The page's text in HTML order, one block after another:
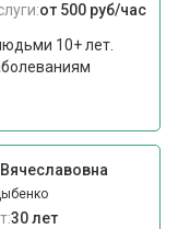
от 500 руб/час
10+ лет.
30 лет